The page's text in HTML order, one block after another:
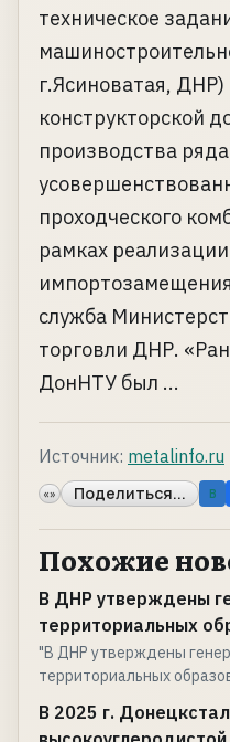
техническое
г.Ясиноватая, ДНР)
конструкторской
производства ряда
проходческого
рамках
служба
торговли ДНР.
ДонНТУ был ...
Источник: metalinfo.ru
«» Поделиться... B
Похожие
В ДНР утверждены
территориальных
"В ДНР утверждены
территориальных
В 2025 г.